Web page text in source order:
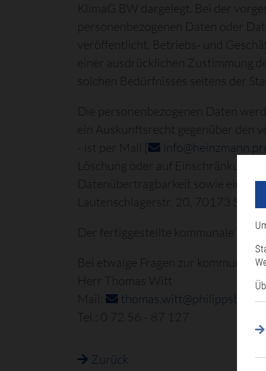
KlimaG BW dargelegt. Bei der
personenbezogenen Daten oder
veröffentlicht. Betriebs- und
einer ausdrücklichen Zustimmung
solchen Bedürfnisses seitens der
Die personenbezogenen Daten
ein Auskunftsrecht gegenüber den
- ist per Mail [
Löschung oder auf Einschränkung
Datenübertragbarkeit sowie ein
Lautenschlagerstr. 20, 70173
Der fertiggestellte kommunale
Bei etwaige Fragen zur
Herr Thomas Witt
Mail:
Tel.: 0 72 56 - 87 127
Zurück